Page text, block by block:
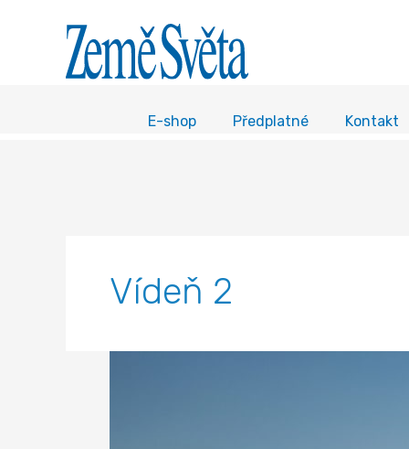
E-shop Předplatné Kontakt
Vídeň 2